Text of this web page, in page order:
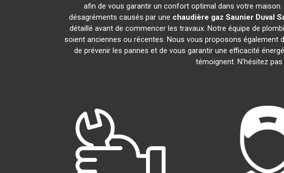
afin de vous garantir un confort optimal dans votre
désagréments causés par une chaudière gaz Saunier Duval
détaillé avant de commencer les travaux. Notre équipe de
soient anciennes ou récentes. Nous vous proposons également
de prévenir les pannes et de vous garantir une efficacité
témoignent. N'hésitez